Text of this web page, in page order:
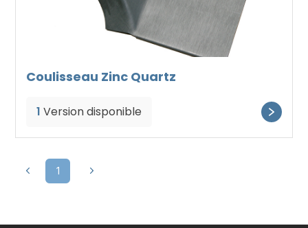
Coulisseau Zinc Quartz
1 Version disponible
1